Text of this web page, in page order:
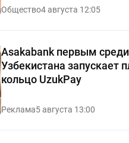
Общество4 августа 12:05
Asakabank первым
Узбекистана запускает
кольцо UzukPay
Реклама5 августа 13:00